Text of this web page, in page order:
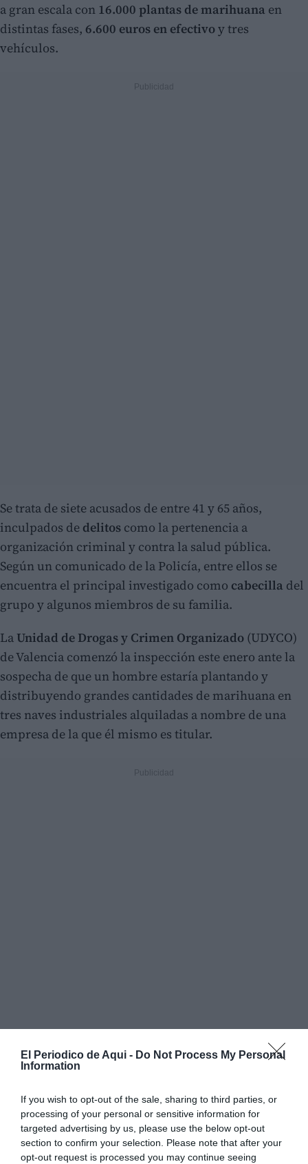
El Periodico de Aqui - Do Not Process My Personal
Information
If you wish to opt-out of the sale, sharing to third parties, or
processing of your personal or sensitive information for
targeted advertising by us, please use the below opt-out
section to confirm your selection. Please note that after your
opt-out request is processed you may continue seeing
a gran escala con 16.000 plantas de marihuana en
distintas fases, 6.600 euros en efectivoy tres
vehículos.
Se trata de siete acusados de entre 41 y 65 años,
inculpados de delitos como la pertenencia a
organización criminal y contra la salud pública.
Según un comunicado de la Policía, entre ellos se
encuentra el principal investigado como cabecilla del
grupo y algunos miembros de su familia.
LaUnidad de Drogas y Crimen Organizado (UDYCO)
de Valencia comenzó la inspección este enero ante la
sospecha de que un hombre estaría plantando y
distribuyendo grandes cantidades de marihuana en
tres naves industriales alquiladas a nombre de una
empresa de la que él mismo es titular.